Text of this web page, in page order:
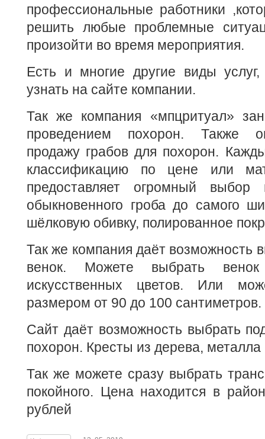
профессиональные работники
решить любые проблемные
произойти во время мероприятия.
Есть и многие другие виды
узнать на сайте компании.
Так же компания «мпцритуал»
проведением похорон. Также
продажу грабов для похорон.
классификацию по цене или
предоставляет огромный выбор
обыкновенного гроба до самого
шёлковую обивку, полированное
Так же компания даёт возможность
венок. Можете выбрать
искусственных цветов. Или
размером от 90 до 100 сантиметров.
Сайт даёт возможность выбрать
похорон. Кресты из дерева, металла
Так же можете сразу выбрать
покойного. Цена находится в
рублей